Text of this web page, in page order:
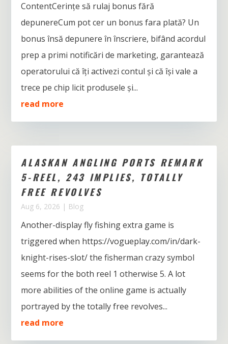
ContentCerințe să rulaj bonus fără
depunereCum pot cer un bonus fara plată? Un
bonus însă depunere în înscriere, bifând acordul
prep a primi notificări de marketing, garantează
operatorului că îți activezi contul și că își vale a
trece pe chip licit produsele și...
read more
ALASKAN ANGLING PORTS REMARK
5-REEL, 243 IMPLIES, TOTALLY
FREE REVOLVES
Aug 6, 2026 | Blog
Another-display fly fishing extra game is
triggered when https://vogueplay.com/in/dark-
knight-rises-slot/ the fisherman crazy symbol
seems for the both reel 1 otherwise 5. A lot
more abilities of the online game is actually
portrayed by the totally free revolves...
read more